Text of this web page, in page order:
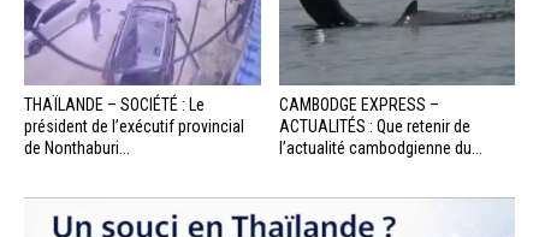
THAÏLANDE – SOCIÉTÉ : Le
président de l’exécutif provincial
de Nonthaburi...
CAMBODGE EXPRESS –
ACTUALITÉS : Que retenir de
l’actualité cambodgienne du...